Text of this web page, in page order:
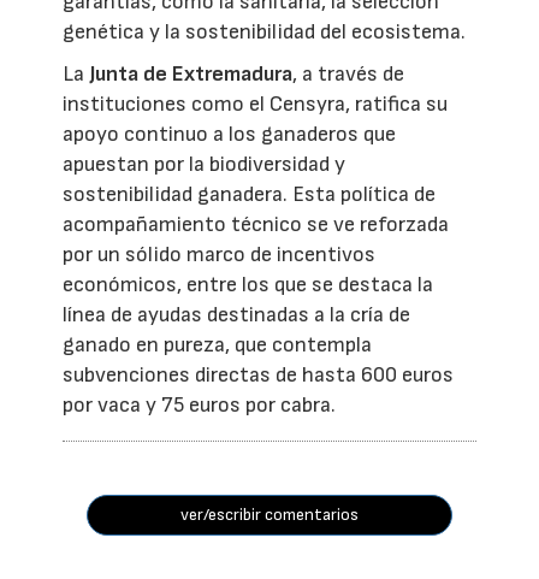
genética y la sostenibilidad del ecosistema.
La Junta de Extremadura, a través de
instituciones como el Censyra, ratifica su
apoyo continuo a los ganaderos que
apuestan por la biodiversidad y
sostenibilidad ganadera. Esta política de
acompañamiento técnico se ve reforzada
por un sólido marco de incentivos
económicos, entre los que se destaca la
línea de ayudas destinadas a la cría de
ganado en pureza, que contempla
subvenciones directas de hasta 600 euros
por vaca y 75 euros por cabra.
ver/escribir comentarios